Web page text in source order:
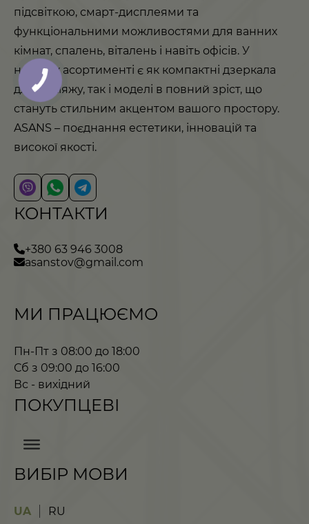
підсвіткою, смарт-дисплеями та
функціональними можливостями для ванних
кімнат, спалень, віталень і навіть офісів. У
нашому асортименті є як компактні дзеркала
для макіяжу, так і моделі в повний зріст, що
стануть стильним акцентом вашого простору.
ASANS – поєднання естетики, інновацій та
високої якості.
КОНТАКТИ
+380 63 946 3008
asanstov@gmail.com
МИ ПРАЦЮЄМО
Пн-Пт з 08:00 до 18:00
Сб з 09:00 до 16:00
Вс - вихідний
ПОКУПЦЕВІ
ВИБІР МОВИ
UA RU